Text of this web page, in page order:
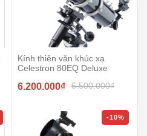
Kính thiên văn khúc xạ
Celestron 80EQ Deluxe
6.200.000₫ 6.500.000₫
-10%